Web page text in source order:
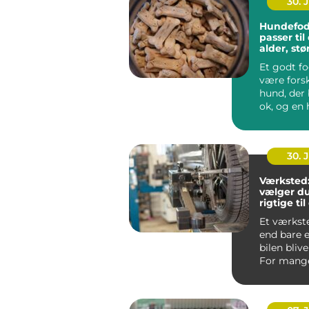
passer
alder,
Et godt
være
hund, der
ok, og en
30.
vælger
rigtige til
Et
end bare
bilen
For